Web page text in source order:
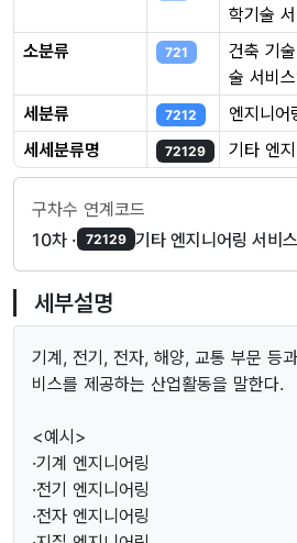
학기술
소분류
721
건축 기
술 서비
세분류
7212
엔지니어
세세분류명
72129 기타 엔
구차수 연계코드
10차 · 72129 기타 엔지니어링 서비
세부설명
기계, 전기, 전자, 해양, 교통 부문 등
비스를 제공하는 산업활동을 말한다.
<예시>
·기계 엔지니어링
·전기 엔지니어링
·전자 엔지니어링